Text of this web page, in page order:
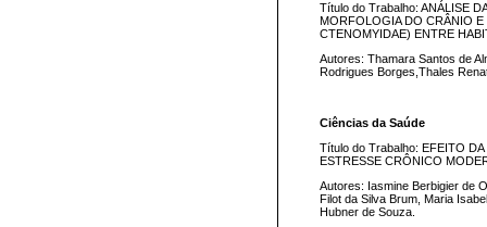
Título do Trabalho: ANÁLISE
MORFOLOGIA DO CRÂNIO
CTENOMYIDAE) ENTRE
Autores: Thamara Santos de
Rodrigues Borges,Thales
Ciências da Saúde
Título do Trabalho: EFEITO
ESTRESSE CRÔNICO
Autores: Iasmine Berbigier de
Filot da Silva Brum, Maria
Hubner de Souza.